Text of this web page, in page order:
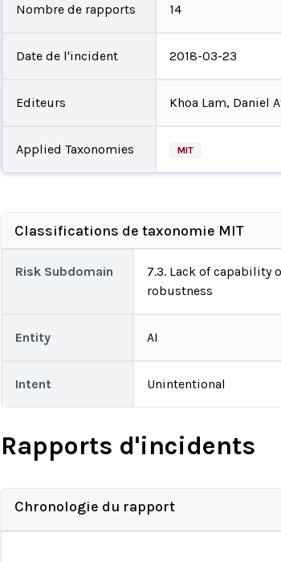
Nombre de rapports 14
Date de l'incident 2018-03-23
Editeurs Khoa Lam, Daniel
Applied Taxonomies MIT
Classifications de taxonomie MIT
Risk Subdomain
7.3. Lack of capability
robustness
Entity AI
Intent Unintentional
Rapports d'incidents
Chronologie du rapport